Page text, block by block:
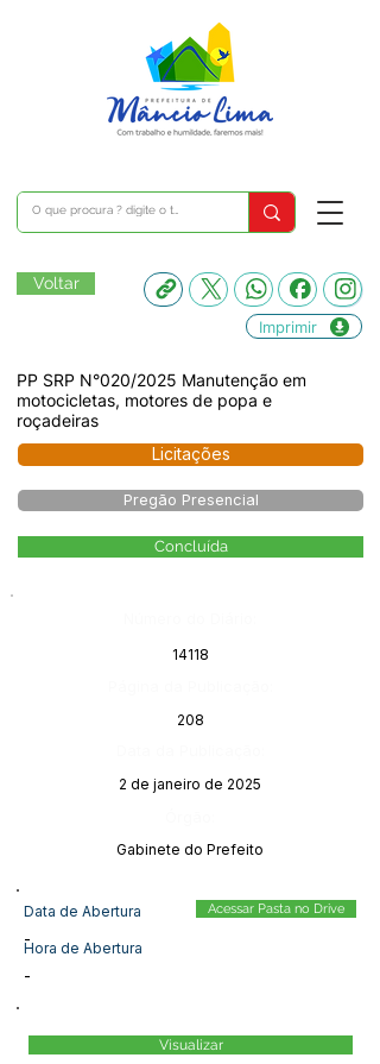
Voltar
Imprimir
PP SRP N°020/2025 Manutenção em
motocicletas, motores de popa e
roçadeiras
Licitações
Pregão Presencial
Concluída
14118
208
2 de janeiro de 2025
Gabinete do Prefeito
Data de Abertura
-
Hora de Abertura
-
Acessar Pasta no Drive
Visualizar